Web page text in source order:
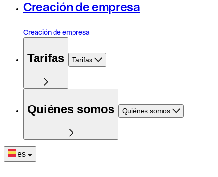
Creación de empresa
Creación de empresa
Tarifas Tarifas
Quiénes somos Quiénes somos
es